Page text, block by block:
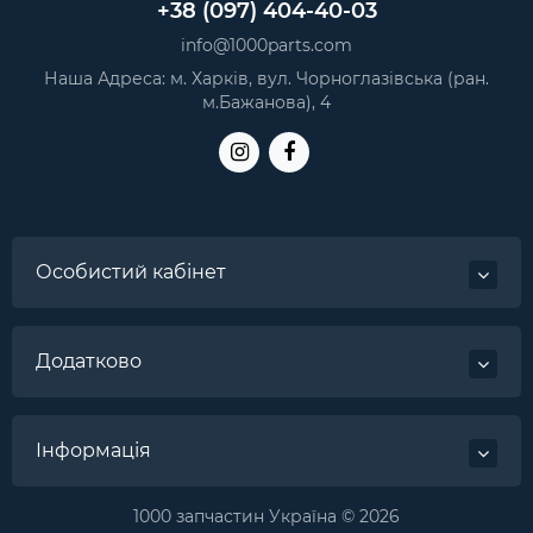
+38 (097) 404-40-03
info@1000parts.com
Наша Адреса: м. Харків, вул. Чорноглазівська (ран.
м.Бажанова), 4
Особистий кабінет
Додатково
Інформація
1000 запчастин Україна © 2026